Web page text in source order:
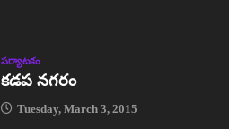
పర్యాటకం
కడప నగరం
Tuesday, March 3, 2015